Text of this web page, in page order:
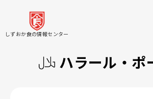
しずおか食の情報センター
ハラール・ポ